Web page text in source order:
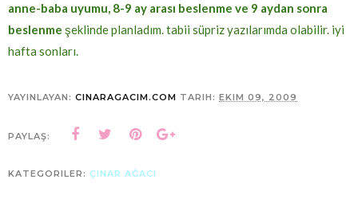
anne-baba uyumu, 8-9 ay arası beslenme ve 9 aydan sonra
beslenme şeklinde planladım. tabii süpriz yazılarımda olabilir. iyi
hafta sonları.
YAYINLAYAN: CINARAGACIM.COM TARIH: EKIM 09, 2009
PAYLAŞ:
KATEGORILER: ÇINAR AĞACI